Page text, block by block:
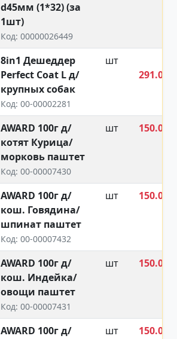
d45мм (1*32) (за
1шт)
Код: 00000026449
8in1 Дешеддер
Perfect Coat L д/
крупных собак
Код: 00-00002281
шт
291.00
AWARD 100г д/
котят Курица/
морковь паштет
Код: 00-00007430
шт
150.00
AWARD 100г д/
кош. Говядина/
шпинат паштет
Код: 00-00007432
шт
150.00
AWARD 100г д/
кош. Индейка/
овощи паштет
Код: 00-00007431
шт
150.00
AWARD 100г д/
шт
150.00